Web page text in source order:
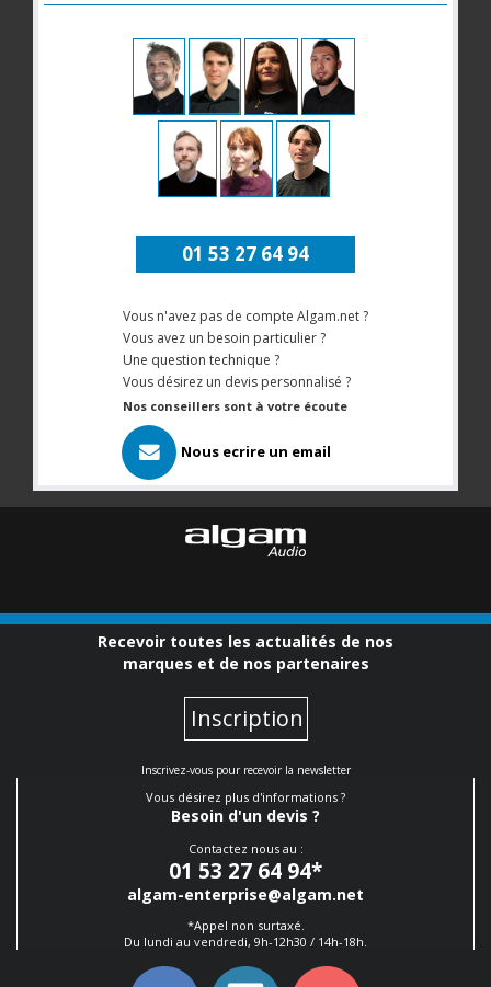
01 53 27 64 94
Vous n'avez pas de compte Algam.net ?
Vous avez un besoin particulier ?
Une question technique ?
Vous désirez un devis personnalisé ?
Nos conseillers sont à votre écoute
Nous ecrire un email
Recevoir toutes les actualités de nos
marques et de nos partenaires
Inscription
Inscrivez-vous pour recevoir la newsletter
Vous désirez plus d'informations ?
Besoin d'un devis ?
Contactez nous au :
01 53 27 64 94*
algam-enterprise@algam.net
*Appel non surtaxé.
Du lundi au vendredi, 9h-12h30 / 14h-18h.